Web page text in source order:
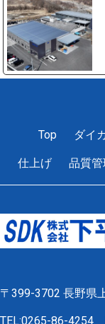
Top ダイ
仕上げ 品質管
〒399-3702 長野県
TEL:0265-86-4254